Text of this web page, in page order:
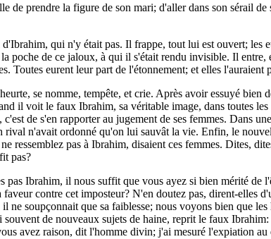
de prendre la figure de son mari; d'aller dans son sérail
qui n'y était pas. Il frappe, tout lui est ouvert; les
poche de ce jaloux, à qui il s'était rendu invisible. Il
Toutes eurent leur part de l'étonnement; et elles
se nomme, tempête, et crie. Après avoir essuyé
il voit le faux Ibrahim, sa véritable image, dans toutes
de s'en rapporter au jugement de ses femmes. Dans
n'avait ordonné qu'on lui sauvât la vie. Enfin, le
ressemblez pas à Ibrahim, disaient ces femmes. Dites,
pas?
Ibrahim, il nous suffit que vous ayez si bien mérité
contre cet imposteur? N'en doutez pas, dirent-elles
soupçonnait que sa faiblesse; nous voyons bien que
de nouveaux sujets de haine, reprit le faux
avez raison, dit l'homme divin; j'ai mesuré l'expiation